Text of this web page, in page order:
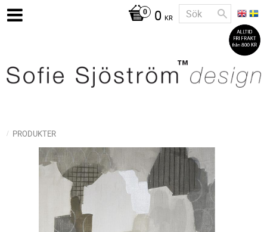
0 KR
PRODUKTER